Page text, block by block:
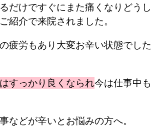
だけですぐにまた痛くなりどうし
紹介で来院されました。
疲労もあり大変お辛い状態でした
すっかり良くなられ今は仕事中も
などが辛いとお悩みの方へ。